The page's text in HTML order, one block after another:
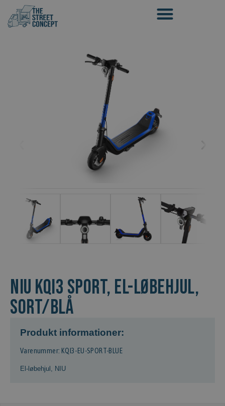
NIU KQi3 SPORT, El-løbehjul,
Sort/Blå
Produkt informationer:
Varenummer: KQI3-EU-SPORT-BLUE
El-løbehjul NIU